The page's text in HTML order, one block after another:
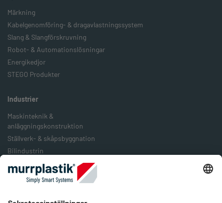
Märkning
Kabelgenomföring- & dragavlastningssystem
Slang & Slangförskruvning
Robot- & Automationslösningar
Energikedjor
STEGO Produkter
Industrier
Maskinteknik &
anläggningskonstruktion
Ställverk- & skåpsbyggnation
Bilindustrin
Järnväg & järnvägstransport
Livsmedelsindustrin
Förnybar energi